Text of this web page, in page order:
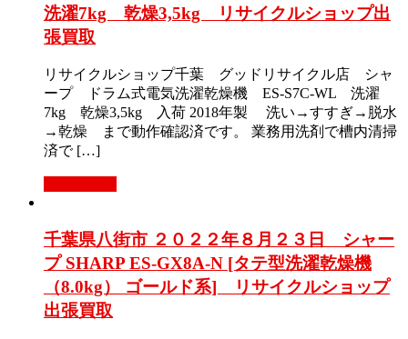
洗濯7kg 乾燥3,5kg リサイクルショップ出
張買取
リサイクルショップ千葉 グッドリサイクル店 シャ
ープ ドラム式電気洗濯乾燥機 ES-S7C-WL 洗濯
7kg 乾燥3,5kg 入荷 2018年製 洗い→すすぎ→脱水
→乾燥 まで動作確認済です。 業務用洗剤で槽内清掃
済で […]
千葉県八街市 ２０２２年８月２３日 シャー
プ SHARP ES-GX8A-N [タテ型洗濯乾燥機
（8.0kg） ゴールド系] リサイクルショップ
出張買取